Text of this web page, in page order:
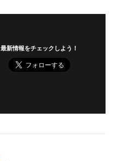
最新情報をチェックしよう！